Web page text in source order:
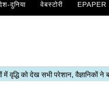
दुनिया वेबस्टोरी EPAPER